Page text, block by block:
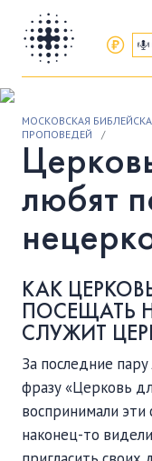
МОСКОВСКАЯ
ПРОПОВЕДЕЙ
/
любят
КАК
ПОСЕЩАТЬ
СЛУЖИТ
За последние
фразу «Церковь
воспринимали эти
наконец-то